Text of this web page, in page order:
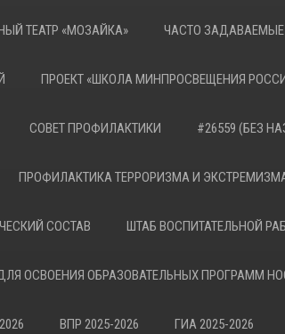
ТЕАТР «МОЗАЙКА» ЧАСТО
ПРОЕКТ «ШКОЛА МИНПРОСВЕЩЕНИЯ
СОВЕТ ПРОФИЛАКТИКИ #26559 (БЕЗ
ПРОФИЛАКТИКА ТЕРРОРИЗМА И
СОСТАВ ШТАБ ВОСПИТАТЕЛЬНОЙ
ОСВОЕНИЯ ОБРАЗОВАТЕЛЬНЫХ ПРОГРАММ
ВПР 2025-2026 ГИА 2025-2026